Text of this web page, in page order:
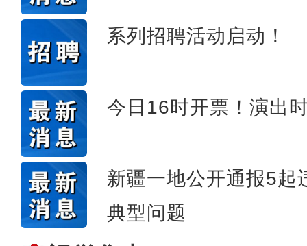
系列招聘活动启动！
今日16时开票！演出
新疆一地公开通报5起
典型问题